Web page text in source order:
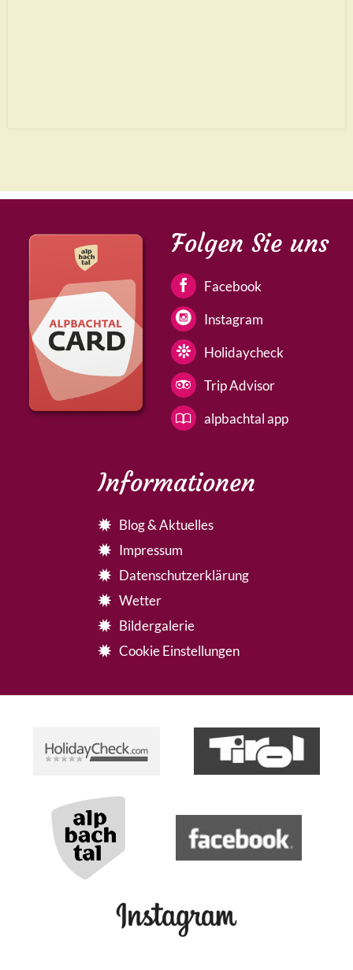
Folgen Sie uns
Facebook
Instagram
Holidaycheck
Trip Advisor
alpbachtal app
Informationen
Blog & Aktuelles
Impressum
Datenschutzerklärung
Wetter
Bildergalerie
Cookie Einstellungen